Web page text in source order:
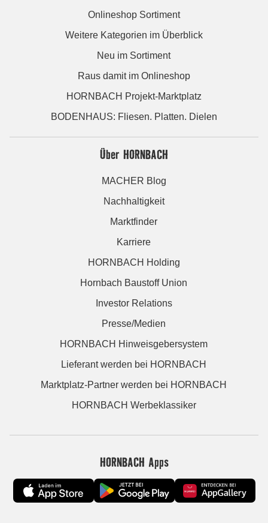
Onlineshop Sortiment
Weitere Kategorien im Überblick
Neu im Sortiment
Raus damit im Onlineshop
HORNBACH Projekt-Marktplatz
BODENHAUS: Fliesen. Platten. Dielen
Über HORNBACH
MACHER Blog
Nachhaltigkeit
Marktfinder
Karriere
HORNBACH Holding
Hornbach Baustoff Union
Investor Relations
Presse/Medien
HORNBACH Hinweisgebersystem
Lieferant werden bei HORNBACH
Marktplatz-Partner werden bei HORNBACH
HORNBACH Werbeklassiker
HORNBACH Apps